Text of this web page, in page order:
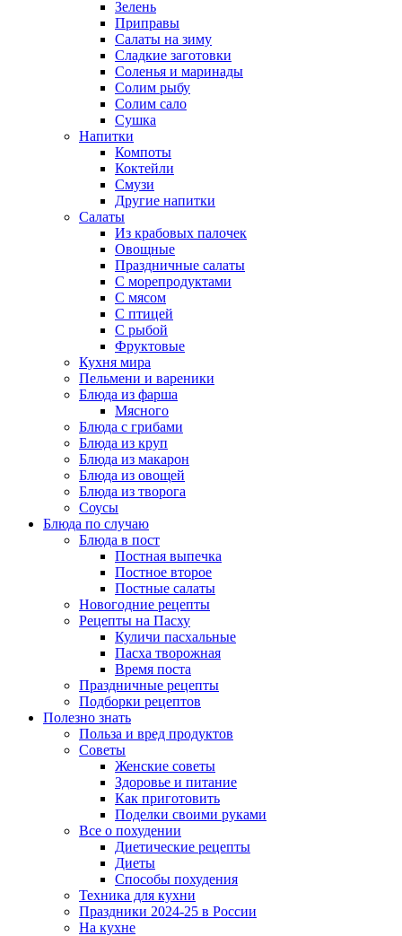
Зелень
Приправы
Салаты на зиму
Сладкие заготовки
Соленья и маринады
Солим рыбу
Солим сало
Сушка
Напитки
Компоты
Коктейли
Смузи
Другие напитки
Салаты
Из крабовых палочек
Овощные
Праздничные салаты
С морепродуктами
С мясом
С птицей
С рыбой
Фруктовые
Кухня мира
Пельмени и вареники
Блюда из фарша
Мясного
Блюда с грибами
Блюда из круп
Блюда из макарон
Блюда из овощей
Блюда из творога
Соусы
Блюда по случаю
Блюда в пост
Постная выпечка
Постное второе
Постные салаты
Новогодние рецепты
Рецепты на Пасху
Куличи пасхальные
Пасха творожная
Время поста
Праздничные рецепты
Подборки рецептов
Полезно знать
Польза и вред продуктов
Советы
Женские советы
Здоровье и питание
Как приготовить
Поделки своими руками
Все о похудении
Диетические рецепты
Диеты
Способы похудения
Техника для кухни
Праздники 2024-25 в России
На кухне